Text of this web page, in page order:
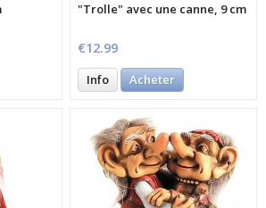
"Trolle" avec une canne, 9 cm
€12.99
Info Acheter